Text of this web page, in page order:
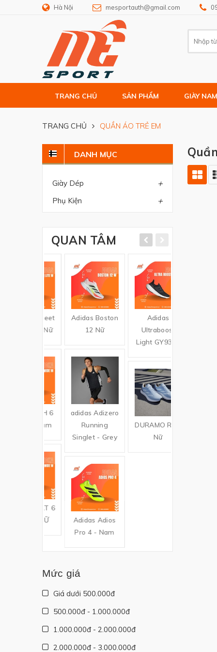
Hà Nội mesportauth@gmail.com
TRANG CHỦ SẢN PHẨM GIÀY NAM
TRANG CHỦ QUẦN ÁO TRẺ EM
DANH MỤC
Giày Dép +
Phụ Kiện +
QUAN TÂM
Adidas Boston
12 Nữ
adidas Adizero
Running
Singlet - Grey
Adidas Adios
Pro 4 - Nam
Adidas
Ultraboost
Light GY9353
DURAMO RC -
Mức giá
Giá dưới 500.000đ
500.000đ - 1.000.000đ
1.000.000đ - 2.000.000đ
2.000.000đ - 3.000.000đ